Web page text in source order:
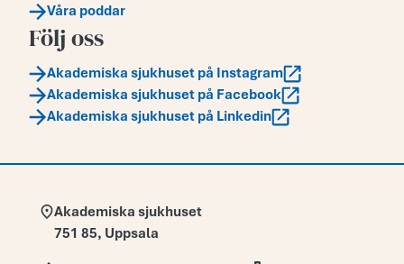
Våra poddar
Följ oss
Akademiska sjukhuset på Instagram
Akademiska sjukhuset på Facebook
Akademiska sjukhuset på Linkedin
Adress:
Akademiska sjukhuset
751 85, Uppsala